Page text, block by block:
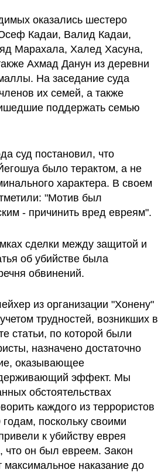
оказались шестеро
Кадаи, Валид Кадаи,
Марахала, Халед Хасуна,
Ахмад Данун из деревни
На заседание суда
их семей, а также
поддержать семью
суд постановил, что
было терактом, а не
характера. В своем
"Мотив был
- причинить вред евреям".
сделки между защитой и
об убийстве была
обвинений.
из организации "Хонену"
трудностей, возникших в
статьи, по которой были
назначено достаточно
оказывающее
эффект. Мы
обстоятельствах
каждого из террористов
поскольку своими
к убийству еврея
что он был евреем. Закон
максимальное наказание до